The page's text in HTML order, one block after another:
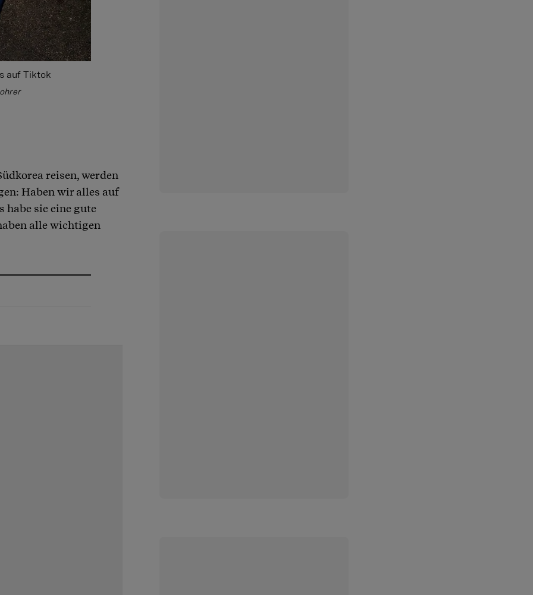
auf Tiktok
reisen, werden
Haben wir alles auf
habe sie eine gute
alle wichtigen